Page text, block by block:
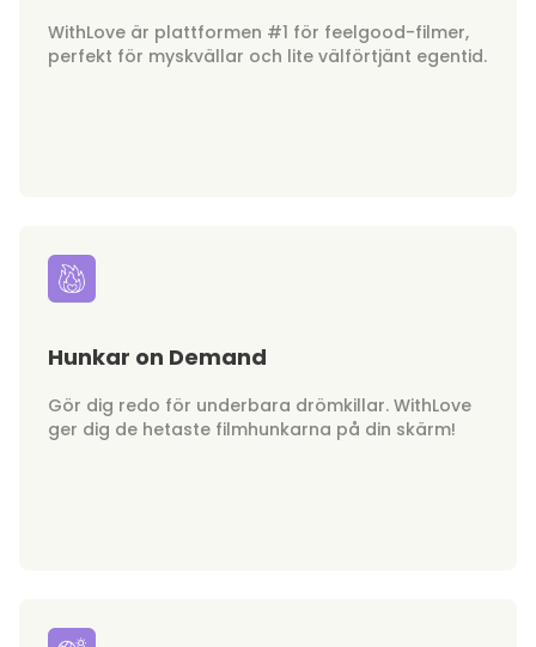
WithLove är plattformen #1 för feelgood-filmer,
perfekt för myskvällar och lite välförtjänt egentid.
Hunkar on Demand
Gör dig redo för underbara drömkillar. WithLove
ger dig de hetaste filmhunkarna på din skärm!